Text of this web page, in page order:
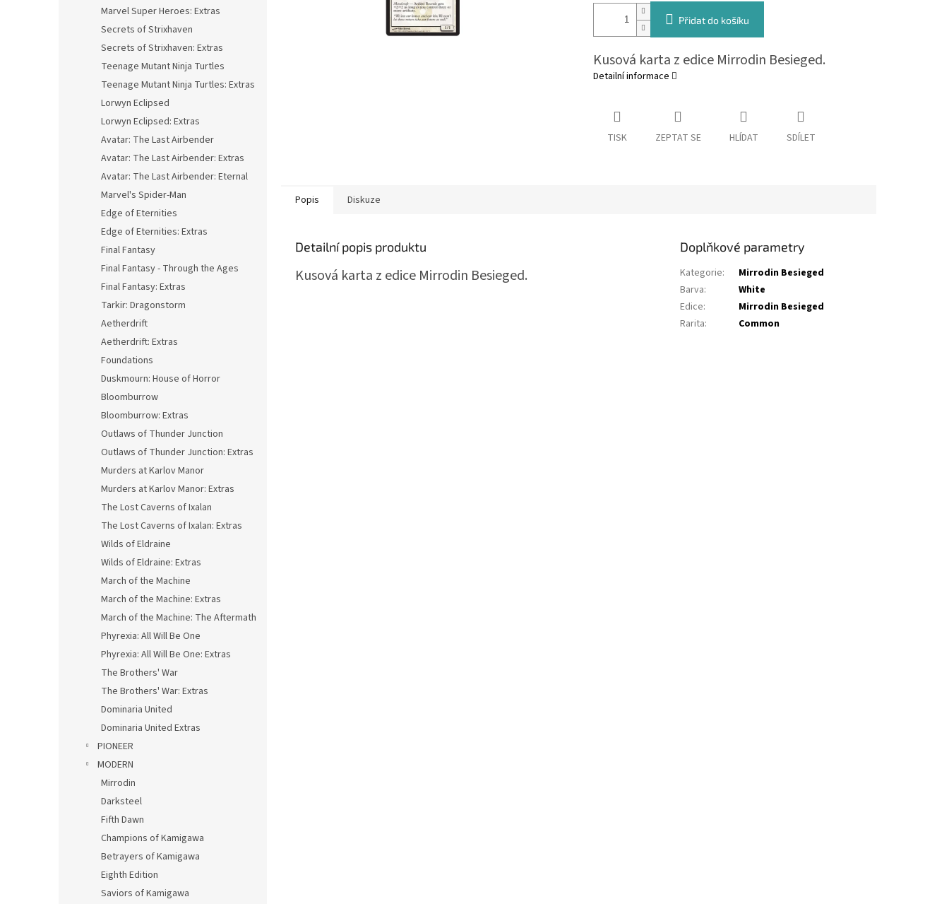
Marvel Super Heroes: Extras
Secrets of Strixhaven
Secrets of Strixhaven: Extras
Teenage Mutant Ninja Turtles
Teenage Mutant Ninja Turtles: Extras
Lorwyn Eclipsed
Lorwyn Eclipsed: Extras
Avatar: The Last Airbender
Avatar: The Last Airbender: Extras
Avatar: The Last Airbender: Eternal
Marvel's Spider-Man
Edge of Eternities
Edge of Eternities: Extras
Final Fantasy
Final Fantasy - Through the Ages
Final Fantasy: Extras
Tarkir: Dragonstorm
Aetherdrift
Aetherdrift: Extras
Foundations
Duskmourn: House of Horror
Bloomburrow
Bloomburrow: Extras
Outlaws of Thunder Junction
Outlaws of Thunder Junction: Extras
Murders at Karlov Manor
Murders at Karlov Manor: Extras
The Lost Caverns of Ixalan
The Lost Caverns of Ixalan: Extras
Wilds of Eldraine
Wilds of Eldraine: Extras
March of the Machine
March of the Machine: Extras
March of the Machine: The Aftermath
Phyrexia: All Will Be One
Phyrexia: All Will Be One: Extras
The Brothers' War
The Brothers' War: Extras
Dominaria United
Dominaria United Extras
PIONEER
MODERN
Mirrodin
Darksteel
Fifth Dawn
Champions of Kamigawa
Betrayers of Kamigawa
Eighth Edition
Saviors of Kamigawa
Přidat do košíku
Kusová karta z edice Mirrodin Besieged.
Detailní informace
TISK ZEPTAT SE HLÍDAT SDÍLET
Popis Diskuze
Detailní popis produktu
Kusová karta z edice Mirrodin Besieged.
Doplňkové parametry
Kategorie:
Mirrodin Besieged
Barva:
White
Edice:
Mirrodin Besieged
Rarita: Common